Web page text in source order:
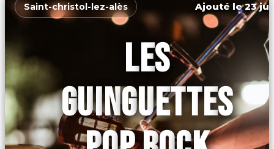
Saint-christol-lez-alès Ajouté le 23
LES
GUINGUETTES